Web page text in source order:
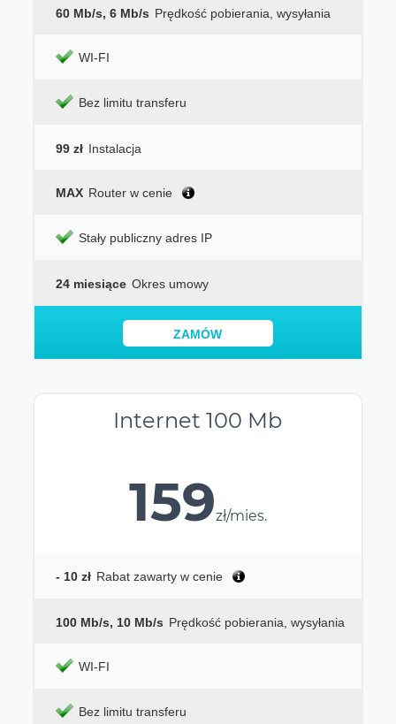
60 Mb/s, 6 Mb/s Prędkość pobierania, wysyłania
WI-FI
Bez limitu transferu
99 zł Instalacja
MAX Router w cenie
Stały publiczny adres IP
24 miesiące Okres umowy
ZAMÓW
Internet 100 Mb
159zł/mies.
- 10 zł Rabat zawarty w cenie
100 Mb/s, 10 Mb/s Prędkość pobierania, wysyłania
WI-FI
Bez limitu transferu